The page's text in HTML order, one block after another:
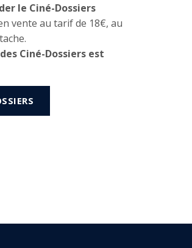
le Ciné-Dossiers
vente au tarif de 18€, au
Ciné-Dossiers est